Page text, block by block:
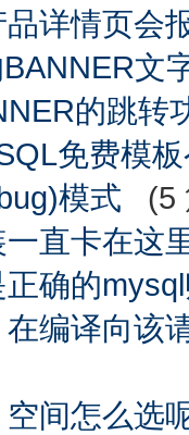
详情页会
文
的跳转
免费模
模式 (5
直卡在这
确的
编译向该
间怎么选